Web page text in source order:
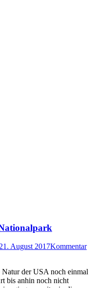
21. August 2017Kommentar
der USA noch einmal
bis anhin noch nicht